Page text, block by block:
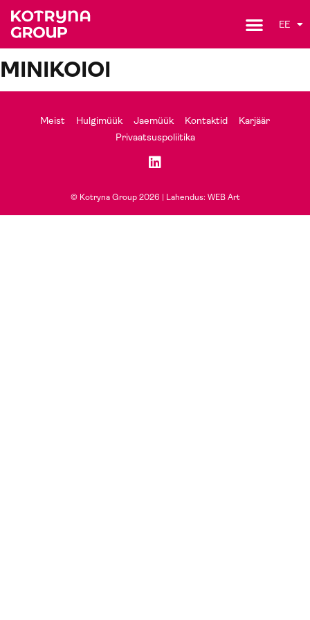
EE
MINIKOIOI
Meist Hulgimüük Jaemüük Kontaktid
Karjäär
Privaatsuspoliitika
© Kotryna Group 2026 | Lahendus: WEB Art